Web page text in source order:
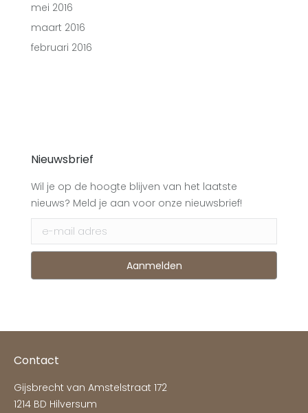
mei 2016
maart 2016
februari 2016
Nieuwsbrief
Wil je op de hoogte blijven van het laatste
nieuws? Meld je aan voor onze nieuwsbrief!
Contact
Gijsbrecht van Amstelstraat 172
1214 BD Hilversum